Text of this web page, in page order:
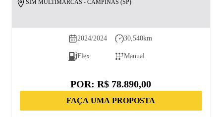
SIM MULTIMARCAS - CAMPINAS (SP)
2024/2024 30,540km
Flex Manual
POR:R$ 78.890,00
FAÇA UMA PROPOSTA